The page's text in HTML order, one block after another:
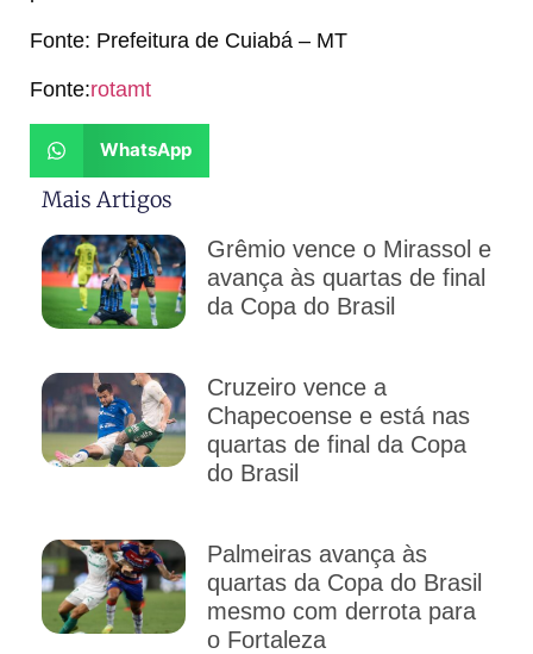
Fonte: Prefeitura de Cuiabá – MT
Fonte:rotamt
WhatsApp
Mais Artigos
Grêmio vence o Mirassol e
avança às quartas de final
da Copa do Brasil
Cruzeiro vence a
Chapecoense e está nas
quartas de final da Copa
do Brasil
Palmeiras avança às
quartas da Copa do Brasil
mesmo com derrota para
o Fortaleza